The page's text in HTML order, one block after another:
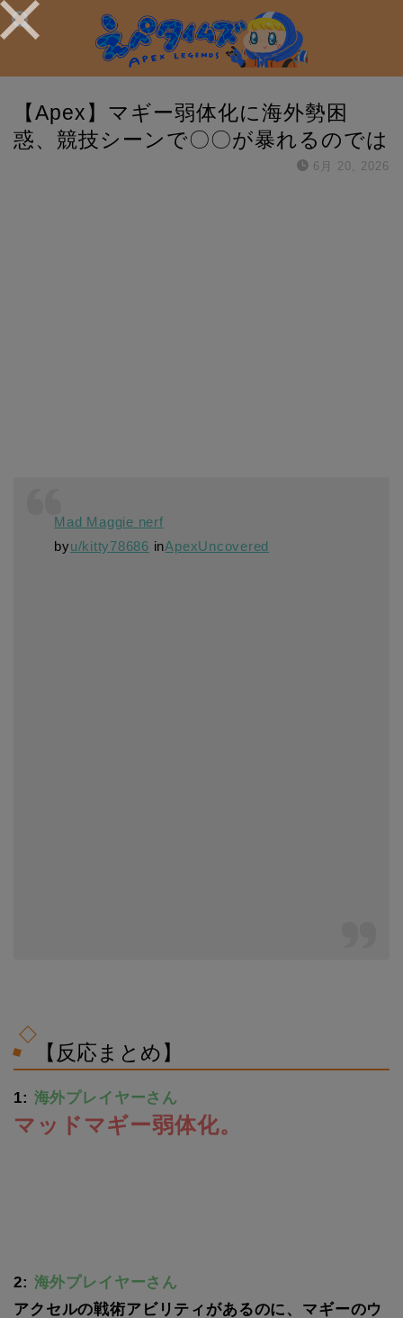
【Apex】マギー弱体化に海外勢困
惑、競技シーンで〇〇が暴れるのでは
6月 20, 2026
Mad Maggie nerf
byu/kitty78686 inApexUncovered
【反応まとめ】
1: 海外プレイヤーさん
マッドマギー弱体化。
2: 海外プレイヤーさん
アクセルの戦術アビリティがあるのに、マギーのウ